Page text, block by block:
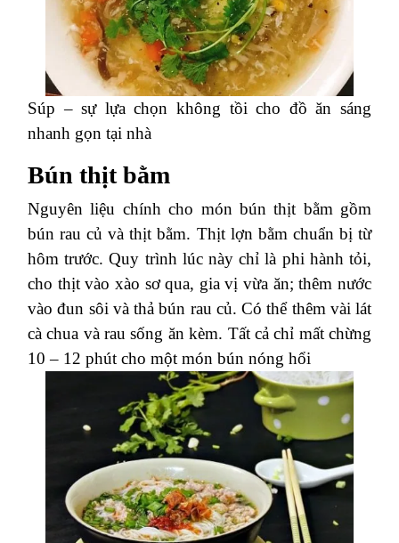
Súp – sự lựa chọn không tồi cho đồ ăn sáng
nhanh gọn tại nhà
Bún thịt bằm
Nguyên liệu chính cho món bún thịt bằm gồm
bún rau củ và thịt bằm. Thịt lợn bằm chuẩn bị từ
hôm trước. Quy trình lúc này chỉ là phi hành tỏi,
cho thịt vào xào sơ qua, gia vị vừa ăn; thêm nước
vào đun sôi và thả bún rau củ. Có thể thêm vài lát
cà chua và rau sống ăn kèm. Tất cả chỉ mất chừng
10 – 12 phút cho một món bún nóng hổi